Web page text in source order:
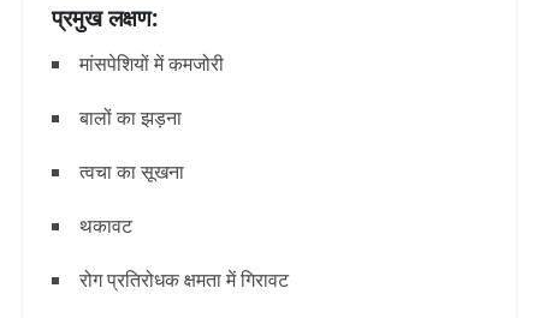
प्रमुख लक्षण:
मांसपेशियों में कमजोरी
बालों का झड़ना
त्वचा का सूखना
थकावट
रोग प्रतिरोधक क्षमता में गिरावट